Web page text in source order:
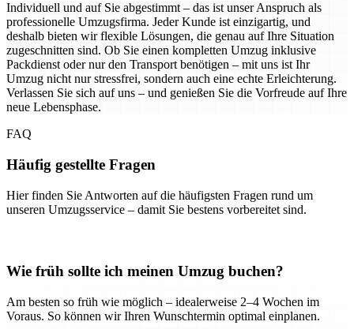
Individuell und auf Sie abgestimmt – das ist unser Anspruch als
professionelle Umzugsfirma. Jeder Kunde ist einzigartig, und
deshalb bieten wir flexible Lösungen, die genau auf Ihre Situation
zugeschnitten sind. Ob Sie einen kompletten Umzug inklusive
Packdienst oder nur den Transport benötigen – mit uns ist Ihr
Umzug nicht nur stressfrei, sondern auch eine echte Erleichterung.
Verlassen Sie sich auf uns – und genießen Sie die Vorfreude auf Ihre
neue Lebensphase.
FAQ
Häufig gestellte Fragen
Hier finden Sie Antworten auf die häufigsten Fragen rund um
unseren Umzugsservice – damit Sie bestens vorbereitet sind.
Wie früh sollte ich meinen Umzug buchen?
Am besten so früh wie möglich – idealerweise 2–4 Wochen im
Voraus. So können wir Ihren Wunschtermin optimal einplanen.